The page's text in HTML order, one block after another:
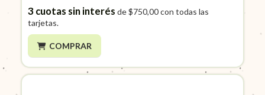
3cuotas sin interés de$750,00con todas las
tarjetas.
COMPRAR